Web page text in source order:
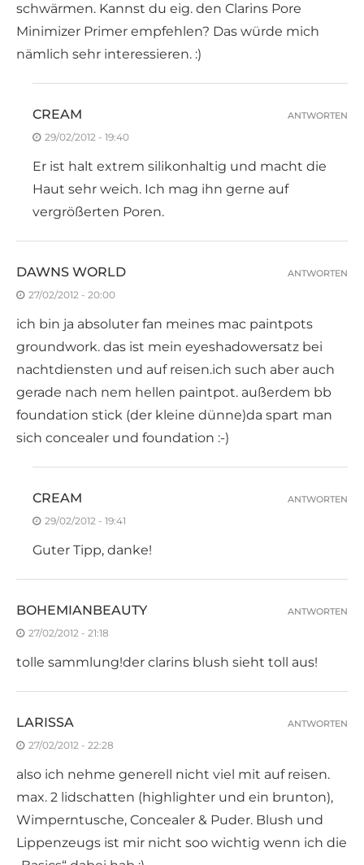
schwärmen. Kannst du eig. den Clarins Pore
Minimizer Primer empfehlen? Das würde mich
nämlich sehr interessieren. :)
CREAM
29/02/2012 - 19:40
Er ist halt extrem silikonhaltig und macht die
Haut sehr weich. Ich mag ihn gerne auf
vergrößerten Poren.
ANTWORTEN
DAWNS WORLD
27/02/2012 - 20:00
ich bin ja absoluter fan meines mac paintpots
groundwork. das ist mein eyeshadowersatz bei
nachtdiensten und auf reisen.ich such aber auch
gerade nach nem hellen paintpot. außerdem bb
foundation stick (der kleine dünne)da spart man
sich concealer und foundation :-)
ANTWORTEN
CREAM
29/02/2012 - 19:41
Guter Tipp, danke!
ANTWORTEN
BOHEMIANBEAUTY
27/02/2012 - 21:18
tolle sammlung!der clarins blush sieht toll aus!
ANTWORTEN
LARISSA
27/02/2012 - 22:28
also ich nehme generell nicht viel mit auf reisen.
max. 2 lidschatten (highlighter und ein brunton),
Wimperntusche, Concealer & Puder. Blush und
Lippenzeugs ist mir nicht soo wichtig wenn ich die
ANTWORTEN